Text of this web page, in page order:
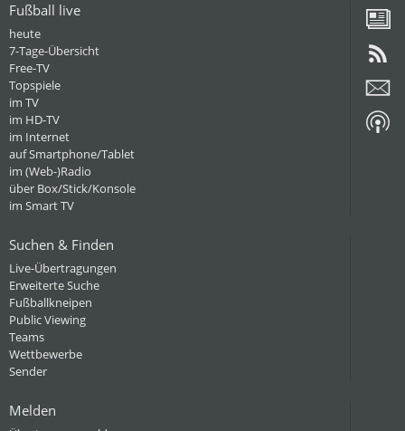
Fußball live
heute
7-Tage-Übersicht
Free-TV
Topspiele
im TV
im HD-TV
im Internet
auf Smartphone/Tablet
im (Web-)Radio
über Box/Stick/Konsole
im Smart TV
Suchen & Finden
Live-Übertragungen
Erweiterte Suche
Fußballkneipen
Public Viewing
Teams
Wettbewerbe
Sender
Melden